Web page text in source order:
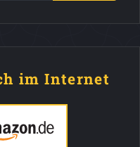
im Internet